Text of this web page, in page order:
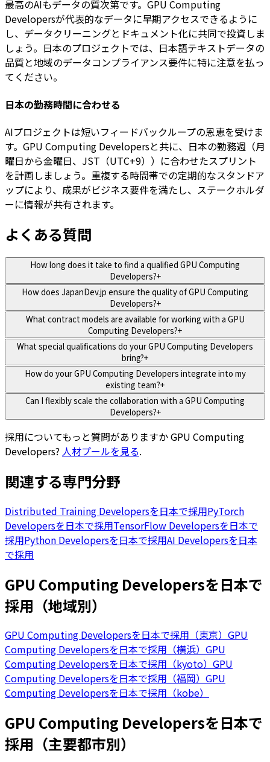
最高のAIもデータの質次第です。GPU Computing
Developersが代表的なデータに早期アクセスできるように
し、データクリーニングとドキュメント化に共同で投資しま
しょう。日本のプロジェクトでは、日本語テキストデータの
品質と地域のデータコンプライアンス要件に特に注意を払っ
てください。
日本の勤務時間に合わせる
AIプロジェクトは短いフィードバックループの恩恵を受けま
す。GPU Computing Developersと共に、日本の勤務週（月
曜日から金曜日、JST（UTC+9））に合わせたスプリント
を計画しましょう。重複する時間帯での定期的なスタンドア
ップにより、成果がビジネス要件を満たし、ステークホルダ
ーに情報が共有されます。
よくある質問
How long does it take to find a qualified GPU Computing
Developers?+
How does JapanDev.jp ensure the quality of GPU Computing
Developers?+
What contract models are available for working with a GPU
Computing Developers?+
What special qualifications do your GPU Computing Developers
bring?+
How do your GPU Computing Developers integrate into my
existing team?+
Can I flexibly scale the collaboration with a GPU Computing
Developers?+
採用についてもっと質問がありますかGPU Computing
Developers? 人材プールを見る.
関連する専門分野
Distributed Training Developersを日本で採用PyTorch
Developersを日本で採用TensorFlow Developersを日本で
採用Python Developersを日本で採用AI Developersを日本
で採用
GPU Computing Developersを日本で
採用（地域別）
GPU Computing Developersを日本で採用（東京） GPU
Computing Developersを日本で採用（横浜） GPU
Computing Developersを日本で採用（kyoto） GPU
Computing Developersを日本で採用（福岡） GPU
Computing Developersを日本で採用（kobe）
GPU Computing Developersを日本で
採用（主要都市別）